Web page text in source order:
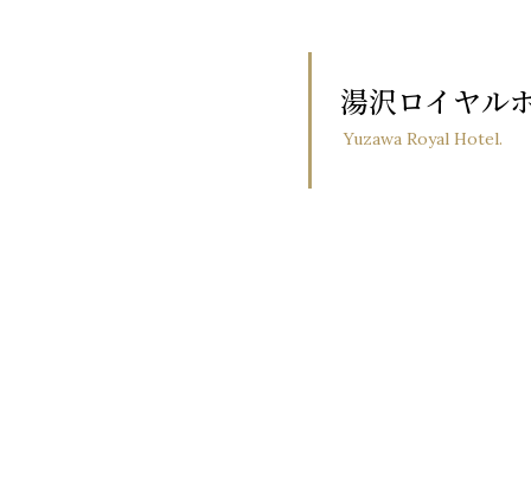
個人情報は、以下のいずれかに該当する場合を除き、いかなる
、当社が委託した業務以外に個人情報を利用することがないよ
湯沢ロイヤル
Yuzawa Royal Hotel.